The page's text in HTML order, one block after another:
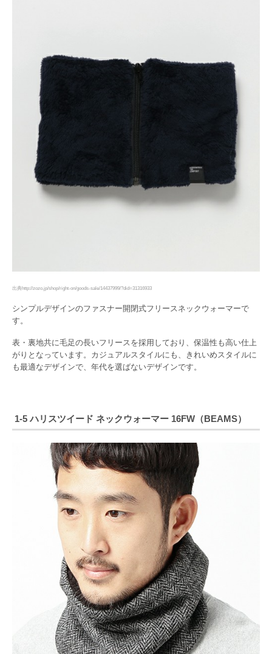
出典http://zozo.jp/shop/right-on/goods-sale/14437999/?did=31316933
シンプルデザインのファスナー開閉式フリースネックウォーマーで
す。
表・裏地共に毛足の長いフリースを採用しており、保温性も高い仕上
がりとなっています。カジュアルスタイルにも、きれいめスタイルに
も最適なデザインで、年代を選ばないデザインです。
1-5 ハリスツイード ネックウォーマー 16FW（BEAMS）